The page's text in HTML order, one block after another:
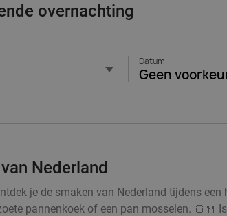
overnachting
Datum
Geen
Nederland
je de smaken van Nederland tijdens
pannenkoek of een pan mosselen. 🍞🍴